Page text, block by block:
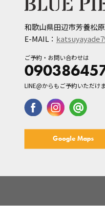
和歌山県田辺市芳養松
E-MAIL：
ご予約・お問い合わせは
LINE@からもご予約いただけま
Google Maps